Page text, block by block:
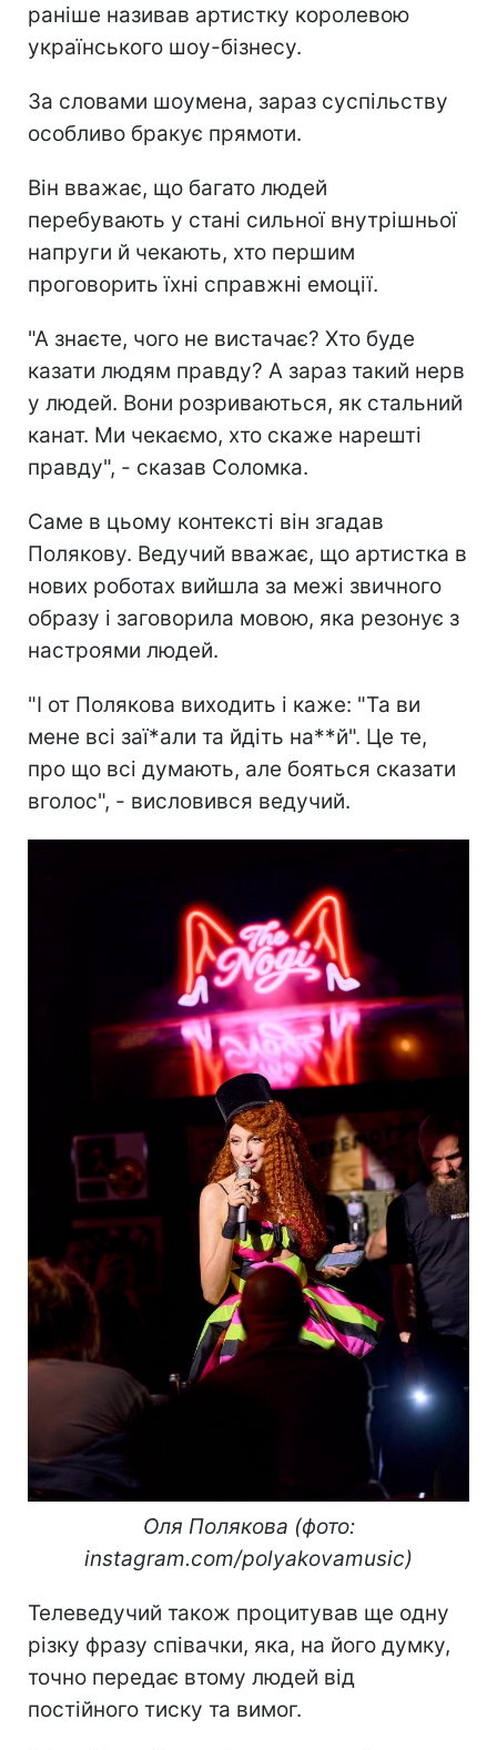
раніше називав артистку королевою
українського шоу-бізнесу.
За словами шоумена, зараз суспільству
особливо бракує прямоти.
Він вважає, що багато людей
перебувають у стані сильної внутрішньої
напруги й чекають, хто першим
проговорить їхні справжні емоції.
"А знаєте, чого не вистачає? Хто буде
казати людям правду? А зараз такий нерв
у людей. Вони розриваються, як стальний
канат. Ми чекаємо, хто скаже нарешті
правду", - сказав Соломка.
Саме в цьому контексті він згадав
Полякову. Ведучий вважає, що артистка в
нових роботах вийшла за межі звичного
образу і заговорила мовою, яка резонує з
настроями людей.
"І от Полякова виходить і каже: "Та ви
мене всі заї*али та йдіть на**й". Це те,
про що всі думають, але бояться сказати
вголос", - висловився ведучий.
Оля Полякова (фото:
instagram.com/polyakovamusic)
Телеведучий також процитував ще одну
різку фразу співачки, яка, на його думку,
точно передає втому людей від
постійного тиску та вимог.